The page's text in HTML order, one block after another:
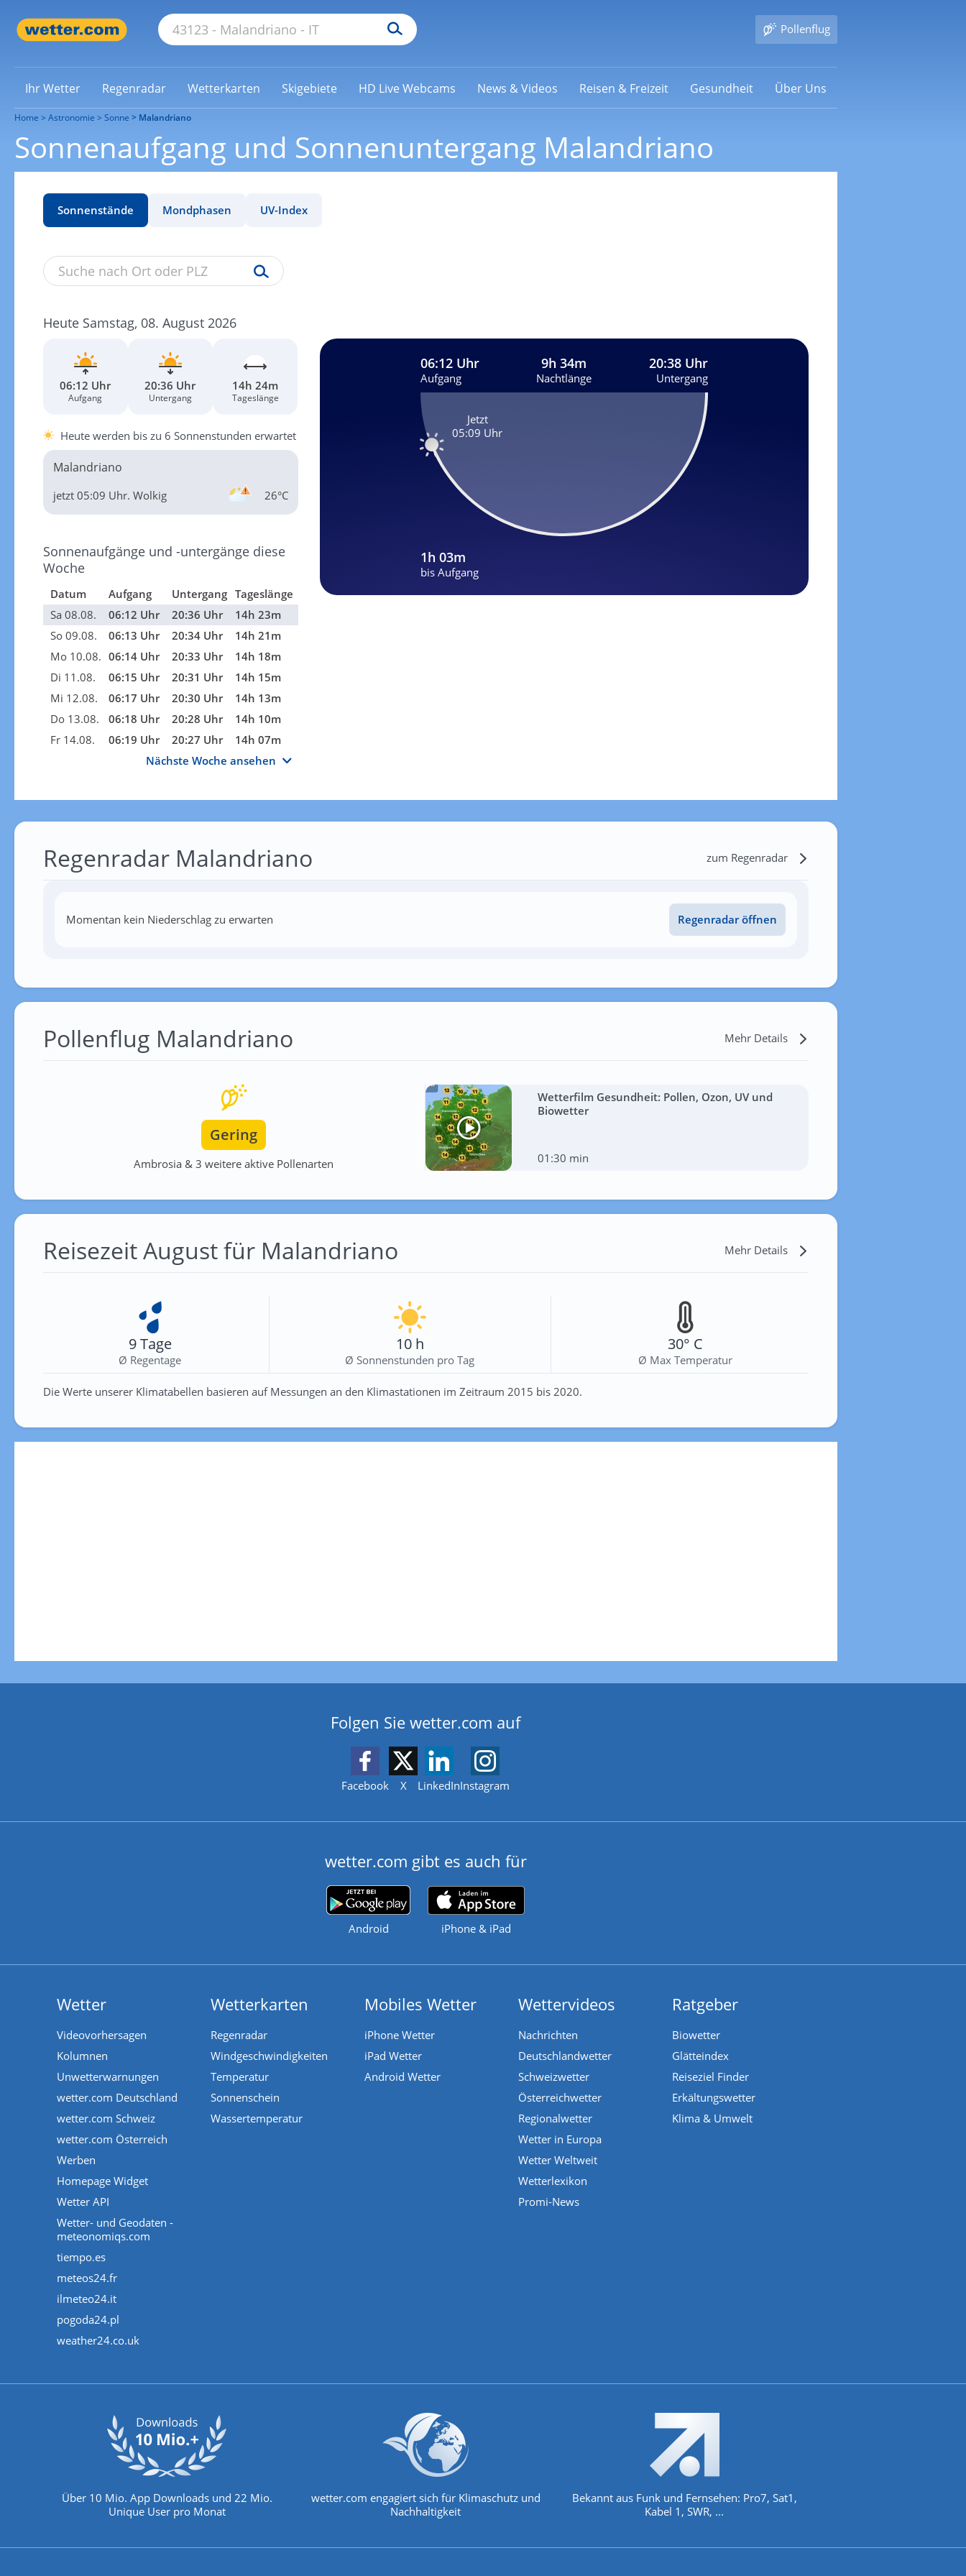
Pollenflug
Ihr Wetter Regenradar Wetterkarten Skigebiete HD Live Webcams News & Videos Reisen & Freizeit Gesundheit Über Uns
Home Astronomie Sonne Malandriano
Sonnenaufgang und Sonnenuntergang Malandriano
Sonnenstände Mondphasen UV-Index
Heute Samstag, 08. August 2026
06:12 Uhr
Aufgang
20:36 Uhr
Untergang
14h 24m
Tageslänge
Heute werden bis zu 6 Sonnenstunden erwartet
Malandriano
26°C
jetzt 05:09 Uhr. Wolkig
Sonnenaufgänge und -untergänge diese
Woche
Datum Aufgang Untergang Tageslänge
Sa 08.08.
06:12 Uhr 20:36 Uhr
14h 23m
So 09.08.
06:13 Uhr 20:34 Uhr
14h 21m
Mo 10.08. 06:14 Uhr 20:33 Uhr
14h 18m
Di 11.08.
06:15 Uhr 20:31 Uhr
14h 15m
Mi 12.08.
06:17 Uhr 20:30 Uhr
14h 13m
Do 13.08.
06:18 Uhr 20:28 Uhr
14h 10m
Fr 14.08.
06:19 Uhr 20:27 Uhr
14h 07m
Nächste Woche ansehen
1h 03m
bis Aufgang
Jetzt
05:09 Uhr
06:12 Uhr
Aufgang
9h 34m
Nachtlänge
20:38 Uhr
Untergang
Regenradar Malandriano zum Regenradar
Momentan kein Niederschlag zu erwarten Regenradar öffnen
Pollenflug Malandriano Mehr Details
Gering
Ambrosia & 3 weitere aktive Pollenarten
Wetterfilm Gesundheit: Pollen, Ozon, UV und
Biowetter
01:30 min
Reisezeit August für Malandriano Mehr Details
9 Tage
Ø Regentage
10 h
Ø Sonnenstunden pro Tag
30° C
Ø Max Temperatur
Die Werte unserer Klimatabellen basieren auf Messungen an den Klimastationen im Zeitraum 2015 bis 2020.
Folgen Sie wetter.com auf
Facebook X LinkedInInstagram
wetter.com gibt es auch für
Android iPhone & iPad
Wetter
Videovorhersagen
Kolumnen
Unwetterwarnungen
wetter.com Deutschland
wetter.com Schweiz
wetter.com Österreich
Werben
Homepage Widget
Wetter API
Wetter- und Geodaten -
meteonomiqs.com
tiempo.es
meteos24.fr
ilmeteo24.it
pogoda24.pl
weather24.co.uk
Wetterkarten
Regenradar
Windgeschwindigkeiten
Temperatur
Sonnenschein
Wassertemperatur
Mobiles Wetter
iPhone Wetter
iPad Wetter
Android Wetter
Wettervideos
Nachrichten
Deutschlandwetter
Schweizwetter
Österreichwetter
Regionalwetter
Wetter in Europa
Wetter Weltweit
Wetterlexikon
Promi-News
Ratgeber
Biowetter
Glätteindex
Reiseziel Finder
Erkältungswetter
Klima & Umwelt
Über 10 Mio. App Downloads und 22 Mio.
Unique User pro Monat
wetter.com engagiert sich für Klimaschutz und
Nachhaltigkeit
Bekannt aus Funk und Fernsehen: Pro7, Sat1,
Kabel 1, SWR, ...